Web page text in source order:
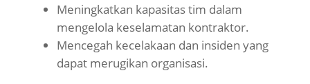
Meningkatkan kapasitas tim dalam
mengelola keselamatan kontraktor.
Mencegah kecelakaan dan insiden yang
dapat merugikan organisasi.